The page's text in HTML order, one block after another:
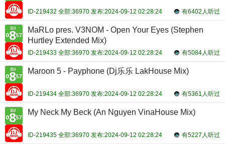
有6402人听过
ID-219432 全部:36970 发布:2024-09-12 02:28:24
MaRLo pres. V3NOM - Open Your Eyes (Stephen
Hurtley Extended Mix)
有5084人听过
ID-219433 全部:36970 发布:2024-09-12 02:28:24
Maroon 5 - Payphone (Dj乐乐 LakHouse Mix)
有5361人听过
ID-219434 全部:36970 发布:2024-09-12 02:28:24
My Neck My Beck (An Nguyen VinaHouse Mix)
有5227人听过
ID-219435 全部:36970 发布:2024-09-12 02:28:24